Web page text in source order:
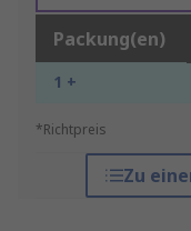
Packung(en)
1 +
*Richtpreis
Zu